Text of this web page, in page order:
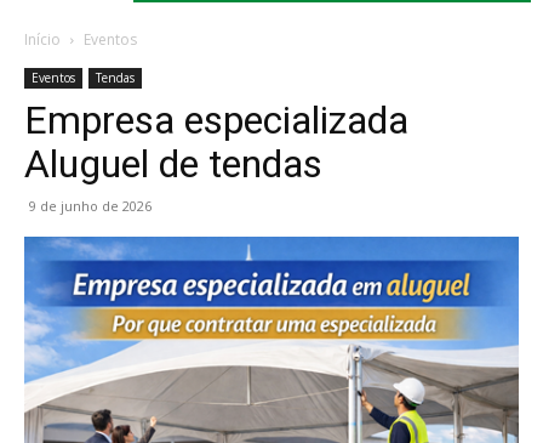
Início Eventos
Eventos Tendas
Empresa especializada
Aluguel de tendas
9 de junho de 2026